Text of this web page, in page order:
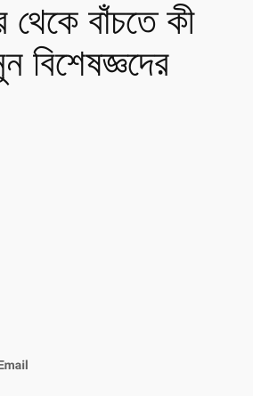
থেকে বাঁচতে কী
বিশেষজ্ঞদের